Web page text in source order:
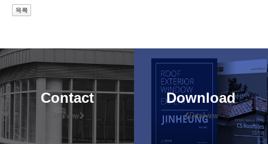
Contact
Detail view
Download
Detail view